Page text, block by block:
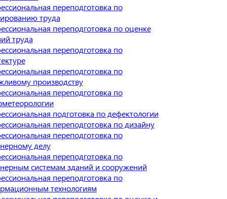
переподготовка по
труда
переподготовка по оценке
труда
переподготовка по
переподготовка по
производству
переподготовка по
подготовка по дефектологии
переподготовка по дизайну
переподготовка по
делу
переподготовка по
системам зданий и сооружений
переподготовка по
технологиям